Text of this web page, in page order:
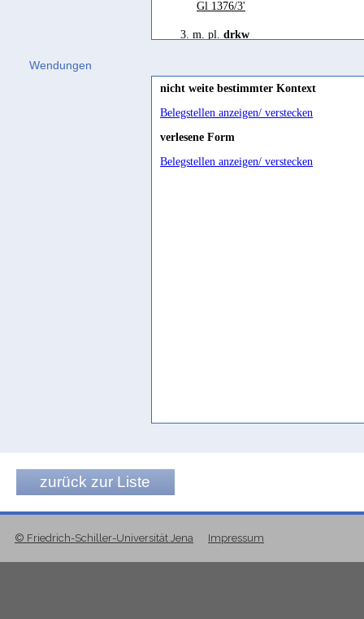
Gl 1376/3'
3. m. pl. drkw
Wendungen
nicht weite bestimmter Kontext
Belegstellen anzeigen/ verstecken
verlesene Form
Belegstellen anzeigen/ verstecken
zurück zur Liste
© Friedrich-Schiller-Universität Jena Impressum